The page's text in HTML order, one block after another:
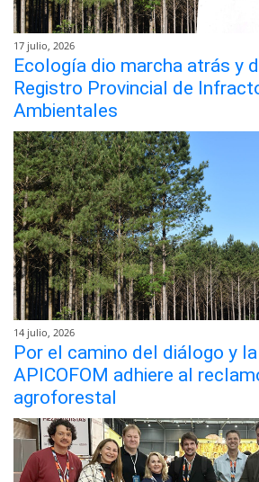
17 julio, 2026
Ecología dio marcha atrás y
Registro Provincial de
Ambientales
14 julio, 2026
Por el camino del diálogo y
APICOFOM adhiere al
agroforestal